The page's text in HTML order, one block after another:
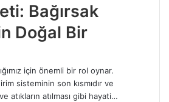
Bağırsak
Doğal Bir
için önemli bir rol oynar.
sisteminin son kısmıdır ve
atıkların atılması gibi hayati…